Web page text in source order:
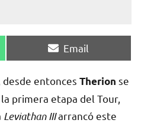
Compartir
en
Email
, desde entonces Therion se
primera etapa del Tour,
Leviathan IIIarrancó este